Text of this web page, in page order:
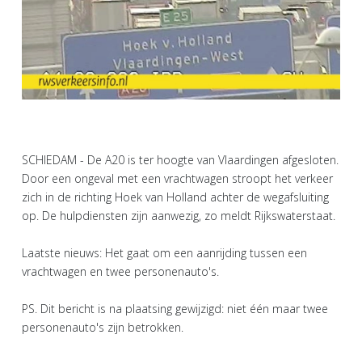
SCHIEDAM - De A20 is ter hoogte van Vlaardingen afgesloten.
Door een ongeval met een vrachtwagen stroopt het verkeer
zich in de richting Hoek van Holland achter de wegafsluiting
op. De hulpdiensten zijn aanwezig, zo meldt Rijkswaterstaat.
Laatste nieuws: Het gaat om een aanrijding tussen een
vrachtwagen en twee personenauto's.
PS. Dit bericht is na plaatsing gewijzigd: niet één maar twee
personenauto's zijn betrokken.